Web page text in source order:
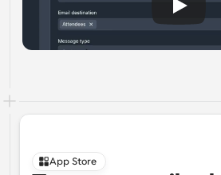
App Store